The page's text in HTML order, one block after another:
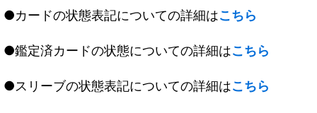
●カードの状態表記についての詳細はこちら
●鑑定済カードの状態についての詳細はこちら
●スリーブの状態表記についての詳細はこちら